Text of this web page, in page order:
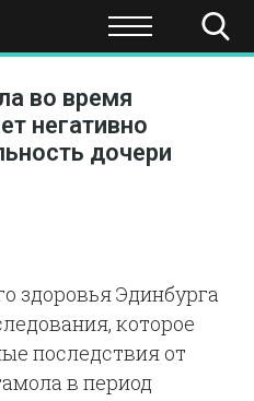
ЭКОНОМИКА НАУКА И
во время
негативно
дочери
здоровья Эдинбурга
которое
последствия от
в период